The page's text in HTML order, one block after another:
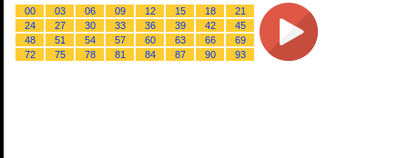
00 03 06 09 12 15 18
21
24
27 30 33 36 39 42
45
48
51 54 57 60 63 66
69
72
75 78 81 84 87 90 93